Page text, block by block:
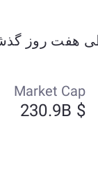
Market Cap
$ 230.9B